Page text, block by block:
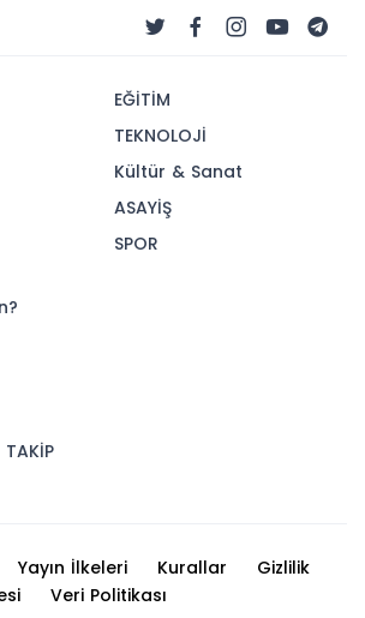
EĞİTİM
TEKNOLOJİ
Kültür & Sanat
ASAYİŞ
SPOR
TAKİP
Yayın İlkeleri Kurallar
Gizlilik
Veri Politikası